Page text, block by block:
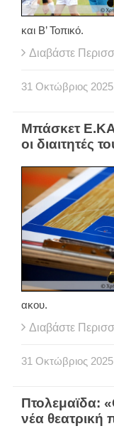
και Β’ Τοπικό.
Διαβάστε
31 Οκτώβριος 2025
Μπάσκετ
οι διαιτητές
ακου.
Διαβάστε
31 Οκτώβριος 2025
Πτολεμαϊδα:
νέα